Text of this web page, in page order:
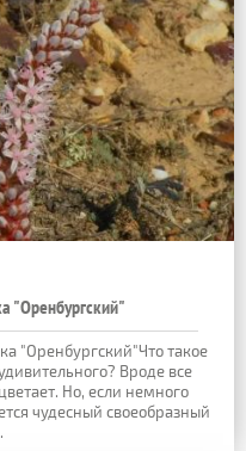
"Оренбургский"
"Оренбургский"Что такое
Вроде все
Но, если немного
чудесный своеобразный